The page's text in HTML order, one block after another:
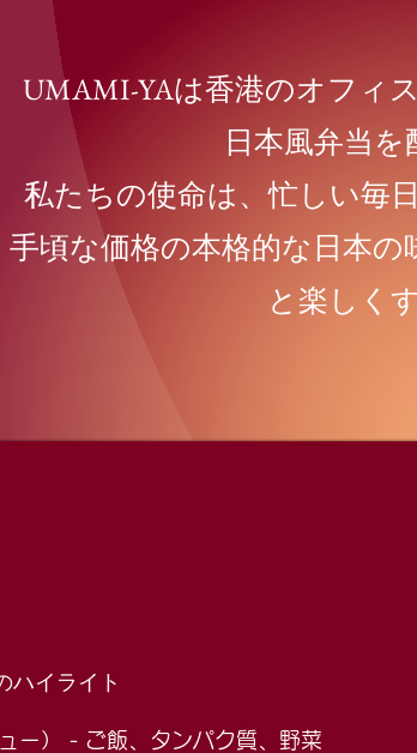
UMAMI-YAは香港のオフィ
日本風弁当を
私たちの使命は、忙しい毎
手頃な価格の本格的な日本
と楽しく
ハイライト
ー） - ご飯、タンパク質、野菜